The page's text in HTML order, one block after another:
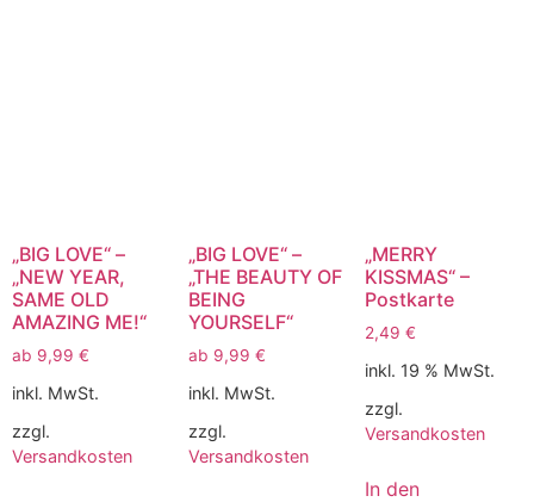
„BIG LOVE“ –
„NEW YEAR,
SAME OLD
AMAZING ME!“
ab 9,99 €
inkl. MwSt.
zzgl.
Versandkosten
„BIG LOVE“ –
„THE BEAUTY OF
BEING
YOURSELF“
ab 9,99 €
inkl. MwSt.
zzgl.
Versandkosten
„MERRY
KISSMAS“ –
Postkarte
2,49 €
inkl. 19 % MwSt.
zzgl.
Versandkosten
In den